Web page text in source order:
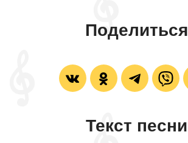
Поделиться
Текст песни